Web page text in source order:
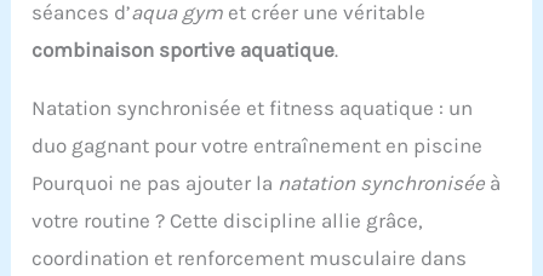
séances d’aqua gym et créer une véritable
combinaison sportive aquatique.
Natation synchronisée et fitness aquatique : un
duo gagnant pour votre entraînement en piscine
Pourquoi ne pas ajouter la natation synchronisée à
votre routine ? Cette discipline allie grâce,
coordination et renforcement musculaire dans